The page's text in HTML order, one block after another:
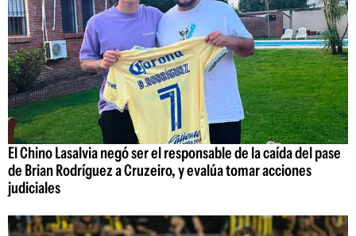
El Chino Lasalvia negó ser el responsable de la caída del pase
de Brian Rodríguez a Cruzeiro, y evalúa tomar acciones
judiciales